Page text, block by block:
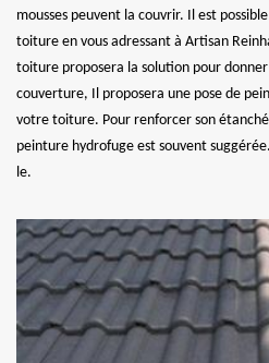
mousses peuvent la couvrir. Il est
toiture en vous adressant à Artisan
toiture proposera la solution pour
couverture, Il proposera une pose de
votre toiture. Pour renforcer son
peinture hydrofuge est souvent
le.